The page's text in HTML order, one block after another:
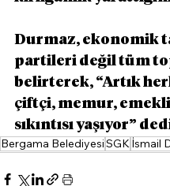
Durmaz, ekonomik
partileri değil tüm
belirterek, “Artık
çiftçi, memur,
sıkıntısı yaşıyor”
Bergama BelediyesiSGKİsmail